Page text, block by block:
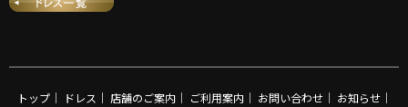
トップ｜ ドレス ｜ 店舗のご案内｜ ご利用案内｜ お問い合わせ｜ お知らせ｜